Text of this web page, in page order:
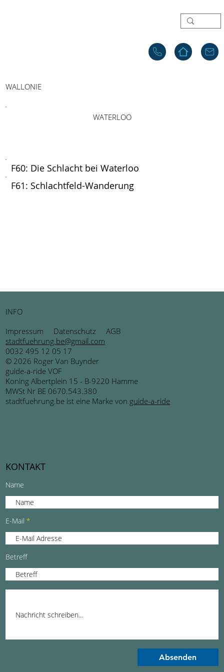
WALLONIE
WATERLOO
F60: Die Schlacht bei Waterloo
F61: Schlachtfeld-Wanderung
KONTAKT
Name
E-Mail
Betreff
Absenden
INFO
Impressum
Datenschutz
AGB
stadtfuehrung.be@gmail.com
0032 495 12 05 17
© 2026 Roger Van Buynder
guide-a-ride VOF
Koning Albertplein 15 - B-9220 Hamme
MWSt Nr BE 0670.543.380
stadtfuehrung.be ist eine Marke von guide-a-ride